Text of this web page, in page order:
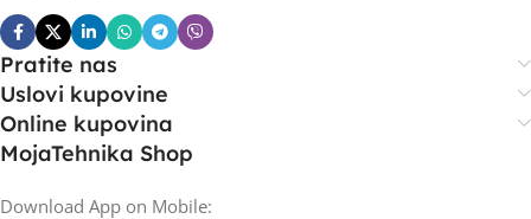
Pratite nas
Uslovi kupovine
Online kupovina
MojaTehnika Shop
Download App on Mobile: